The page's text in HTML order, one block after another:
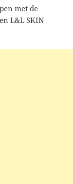
met de
L&L SKIN